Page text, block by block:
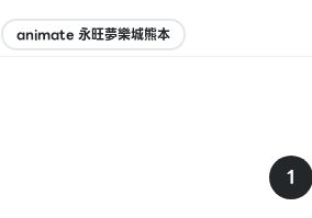
animate 永旺夢樂城熊本
1